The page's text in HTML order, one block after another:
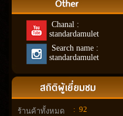
Chanal :
standardamulet
Search name :
standardamulet
ร้านค้าทั้งหมด : 92